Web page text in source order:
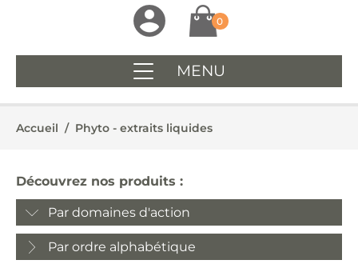
0
MENU
Accueil / Phyto - extraits liquides
Découvrez nos produits :
Par domaines d'action
Par ordre alphabétique